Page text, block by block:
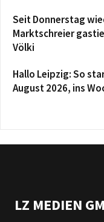
Seit Donnerstag
Marktschreier
Völki
Hallo Leipzig: So
August 2026, ins
LZ MEDIEN